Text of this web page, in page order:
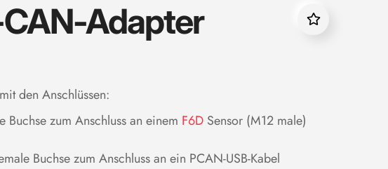
Adapter
den Anschlüssen:
Buchse zum Anschluss an einem F6D Sensor (M12 male)
Buchse zum Anschluss an ein PCAN-USB-Kabel